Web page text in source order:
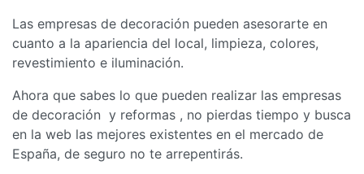
Las empresas de decoración pueden asesorarte en
cuanto a la apariencia del local, limpieza, colores,
revestimiento e iluminación.
Ahora que sabes lo que pueden realizar las empresas
de decoración y reformas , no pierdas tiempo y busca
en la web las mejores existentes en el mercado de
España, de seguro no te arrepentirás.